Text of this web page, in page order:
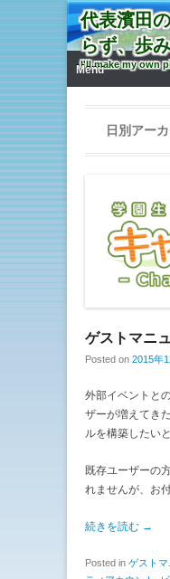
代表濱田
らず、歩
I'll make my own
第1メニュー
コンテンツへ移動
Menu
日別アー
ゲストマニ
Posted on 2015年
外部イベントと
ザーが増えてき
ルを構築したい
既存ユーザーの
れませんが、お
続きを読む →
Posted in ゲスト